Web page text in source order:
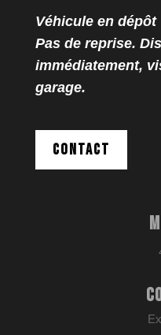
Véhicule en dépôt
Pas de reprise.
immédiatement,
garage.
CONTACT